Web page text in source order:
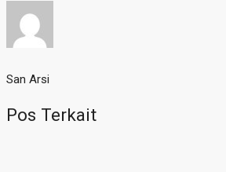
San Arsi
Pos Terkait